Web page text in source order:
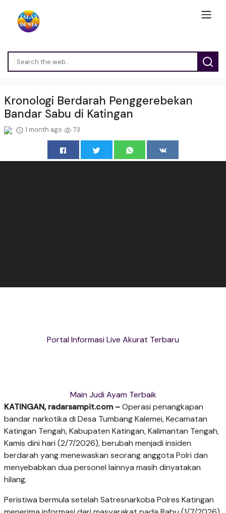
Kronologi Berdarah Penggerebekan
Bandar Sabu di Katingan
1 month ago 73
Portal Informasi Live Akurat Terbaru
Main Judi Ayam Terbaik
KATINGAN, radarsampit.com –Operasi penangkapan
bandar narkotika di Desa Tumbang Kalemei, Kecamatan
Katingan Tengah, Kabupaten Katingan, Kalimantan Tengah,
Kamis dini hari (2/7/2026), berubah menjadi insiden
berdarah yang menewaskan seorang anggota Polri dan
menyebabkan dua personel lainnya masih dinyatakan
hilang.
Peristiwa bermula setelah Satresnarkoba Polres Katingan